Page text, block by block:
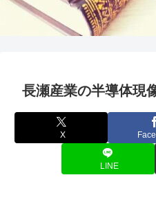
長瀬産業の半導体現
X
LINE